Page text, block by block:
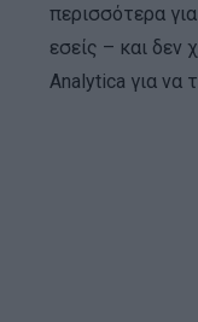
περισσότερα
εσείς – και δεν
Analytica για να